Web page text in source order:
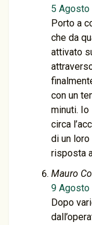
5 Agosto
Porto a
che da
attivato
con un
minuti. Io
circa
di un
risposta
Mauro
9 Agosto
Dopo